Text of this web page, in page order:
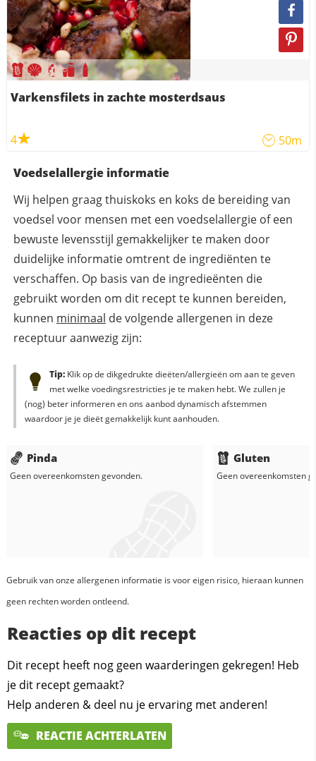
Varkensfilets in zachte mosterdsaus
4 50m
Voedselallergie informatie
Wij helpen graag thuiskoks en koks de bereiding van
voedsel voor mensen met een voedselallergie of een
bewuste levensstijl gemakkelijker te maken door
duidelijke informatie omtrent de ingrediënten te
verschaffen. Op basis van de ingredieënten die
gebruikt worden om dit recept te kunnen bereiden,
kunnen minimaal de volgende allergenen in deze
receptuur aanwezig zijn:
Tip:Klik op de dikgedrukte dieëten/allergieën om aan te geven
met welke voedingsrestricties je te maken hebt. We zullen je
(nog) beter informeren en ons aanbod dynamisch afstemmen
waardoor je je dieët gemakkelijk kunt aanhouden.
Pinda
Geen overeenkomsten gevonden.
Gluten
Geen overeenkomsten
Gebruik van onze allergenen informatie is voor eigen risico, hieraan kunnen
geen rechten worden ontleend.
Reacties op dit recept
Dit recept heeft nog geen waarderingen gekregen! Heb
je dit recept gemaakt?
Help anderen & deel nu je ervaring met anderen!
REACTIE ACHTERLATEN